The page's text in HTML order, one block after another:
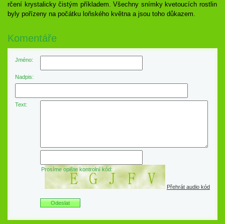
rčení krystalicky čistým příkladem. Všechny snímky kvetoucích rostlin
byly pořízeny na počátku loňského května a jsou toho důkazem.
Komentáře
Jméno:
Nadpis:
Text:
Prosíme opište kontrolní kód:
Přehrát audio kód